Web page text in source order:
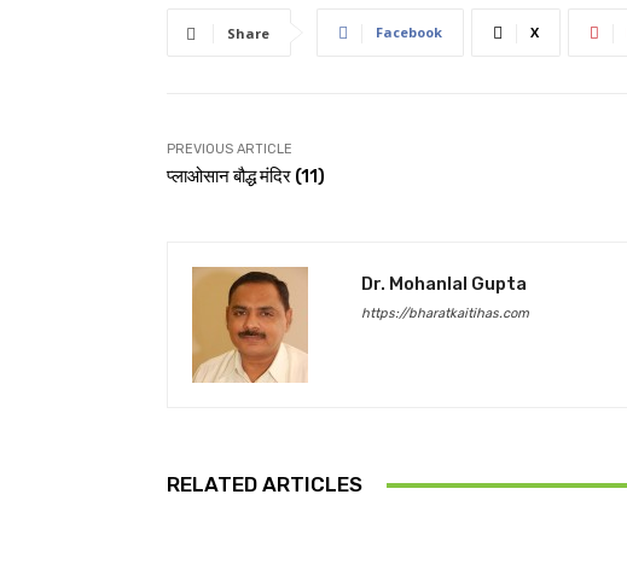
Share Facebook X
PREVIOUS ARTICLE
प्लाओसान बौद्ध मंदिर (11)
Dr. Mohanlal Gupta
https://bharatkaitihas.com
RELATED ARTICLES